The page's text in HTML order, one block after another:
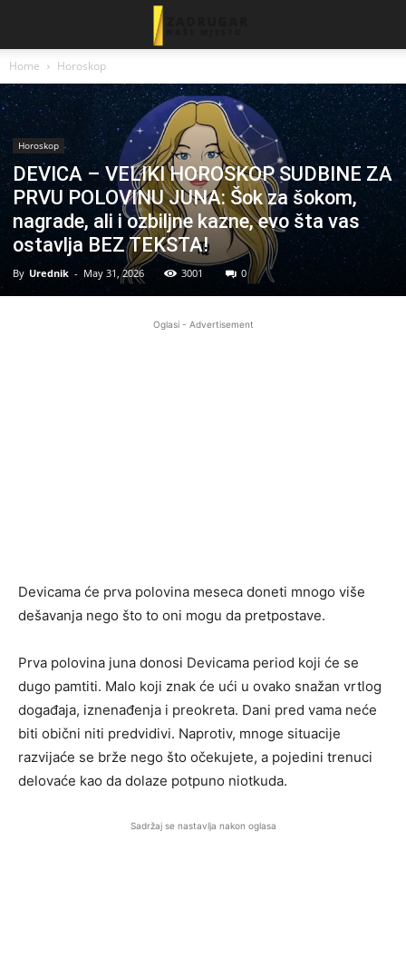
Home Horoskop
Horoskop
DEVICA – VELIKI HOROSKOP SUDBINE ZA
PRVU POLOVINU JUNA: Šok za šokom,
nagrade, ali i ozbiljne kazne, evo šta vas
ostavlja BEZ TEKSTA!
By Urednik - May 31, 2026 3001 0
Oglasi - Advertisement
Devicama će prva polovina meseca doneti mnogo više
dešavanja nego što to oni mogu da pretpostave.
Prva polovina juna donosi Devicama period koji će se
dugo pamtiti. Malo koji znak će ući u ovako snažan vrtlog
događaja, iznenađenja i preokreta. Dani pred vama neće
biti obični niti predvidivi. Naprotiv, mnoge situacije
razvijaće se brže nego što očekujete, a pojedini trenuci
delovaće kao da dolaze potpuno niotkuda.
Sadržaj se nastavlja nakon oglasa